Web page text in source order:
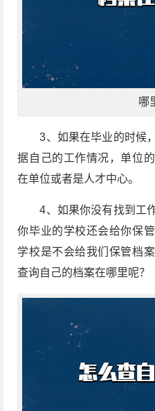
哪
3、如果在毕业的时候
据自己的工作情况，单位
在单位或者是人才中心。
4、如果你没有找到工
你毕业的学校还会给你保
学校是不会给我们保管档
查询自己的档案在哪里呢？